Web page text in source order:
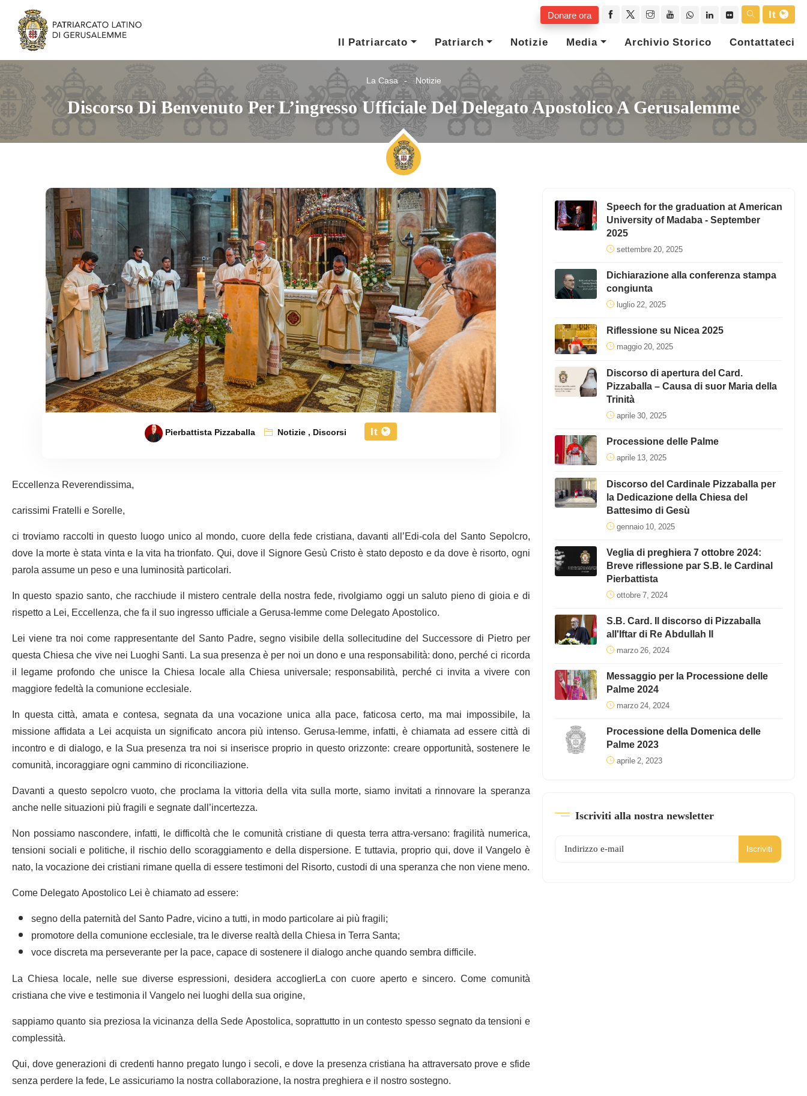
Donare ora
It
Il Patriarcato
Patriarch Notizie Media Archivio Storico Contattateci
La Casa Notizie
Discorso Di Benvenuto Per L’ingresso Ufficiale Del Delegato Apostolico A Gerusalemme
Pierbattista Pizzaballa Notizie, Discorsi It
Eccellenza Reverendissima,
carissimi Fratelli e Sorelle,
ci troviamo raccolti in questo luogo unico al mondo, cuore della fede cristiana, davanti all’Edi-cola del Santo Sepolcro,
dove la morte è stata vinta e la vita ha trionfato. Qui, dove il Signore Gesù Cristo è stato deposto e da dove è risorto, ogni
parola assume un peso e una luminosità particolari.
In questo spazio santo, che racchiude il mistero centrale della nostra fede, rivolgiamo oggi un saluto pieno di gioia e di
rispetto a Lei, Eccellenza, che fa il suo ingresso ufficiale a Gerusa-lemme come Delegato Apostolico.
Lei viene tra noi come rappresentante del Santo Padre, segno visibile della sollecitudine del Successore di Pietro per
questa Chiesa che vive nei Luoghi Santi. La sua presenza è per noi un dono e una responsabilità: dono, perché ci ricorda
il legame profondo che unisce la Chiesa locale alla Chiesa universale; responsabilità, perché ci invita a vivere con
maggiore fedeltà la comunione ecclesiale.
In questa città, amata e contesa, segnata da una vocazione unica alla pace, faticosa certo, ma mai impossibile, la
missione affidata a Lei acquista un significato ancora più intenso. Gerusa-lemme, infatti, è chiamata ad essere città di
incontro e di dialogo, e la Sua presenza tra noi si inserisce proprio in questo orizzonte: creare opportunità, sostenere le
comunità, incoraggiare ogni cammino di riconciliazione.
Davanti a questo sepolcro vuoto, che proclama la vittoria della vita sulla morte, siamo invitati a rinnovare la speranza
anche nelle situazioni più fragili e segnate dall’incertezza.
Non possiamo nascondere, infatti, le difficoltà che le comunità cristiane di questa terra attra-versano: fragilità numerica,
tensioni sociali e politiche, il rischio dello scoraggiamento e della dispersione. E tuttavia, proprio qui, dove il Vangelo è
nato, la vocazione dei cristiani rimane quella di essere testimoni del Risorto, custodi di una speranza che non viene meno.
Come Delegato Apostolico Lei è chiamato ad essere:
segno della paternità del Santo Padre, vicino a tutti, in modo particolare ai più fragili;
promotore della comunione ecclesiale, tra le diverse realtà della Chiesa in Terra Santa;
voce discreta ma perseverante per la pace, capace di sostenere il dialogo anche quando sembra difficile.
La Chiesa locale, nelle sue diverse espressioni, desidera accoglierLa con cuore aperto e sincero. Come comunità
cristiana che vive e testimonia il Vangelo nei luoghi della sua origine,
sappiamo quanto sia preziosa la vicinanza della Sede Apostolica, soprattutto in un contesto spesso segnato da tensioni e
complessità.
Qui, dove generazioni di credenti hanno pregato lungo i secoli, e dove la presenza cristiana ha attraversato prove e sfide
senza perdere la fede, Le assicuriamo la nostra collaborazione, la nostra preghiera e il nostro sostegno.
Speech for the graduation at American
University of Madaba - September
2025
settembre 20, 2025
Dichiarazione alla conferenza stampa
congiunta
luglio 22, 2025
Riflessione su Nicea 2025
maggio 20, 2025
Discorso di apertura del Card.
Pizzaballa – Causa di suor Maria della
Trinità
aprile 30, 2025
Processione delle Palme
aprile 13, 2025
Discorso del Cardinale Pizzaballa per
la Dedicazione della Chiesa del
Battesimo di Gesù
gennaio 10, 2025
Veglia di preghiera 7 ottobre 2024:
Breve riflessione par S.B. le Cardinal
Pierbattista
ottobre 7, 2024
S.B. Card. Il discorso di Pizzaballa
all'Iftar di Re Abdullah II
marzo 26, 2024
Messaggio per la Processione delle
Palme 2024
marzo 24, 2024
Processione della Domenica delle
Palme 2023
aprile 2, 2023
Iscriviti alla nostra newsletter
Iscriviti